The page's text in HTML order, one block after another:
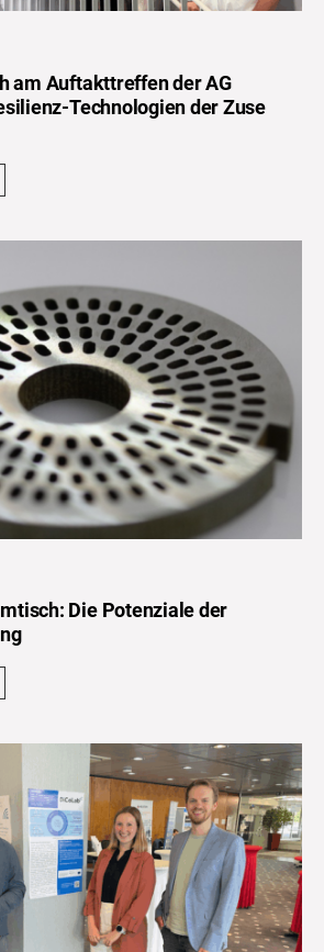
am Auftakttreffen der AG
Technologien der Zuse
Die Potenziale der